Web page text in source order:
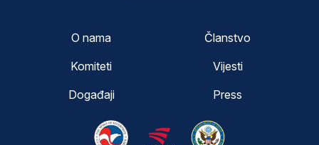
O nama
Članstvo
Komiteti
Vijesti
Događaji
Press